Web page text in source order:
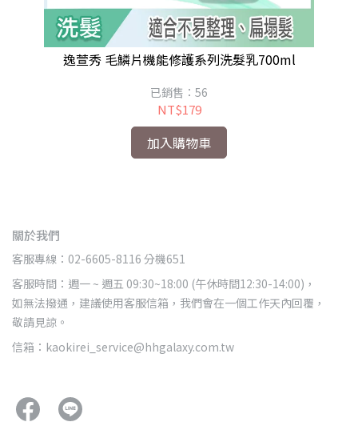
逸萱秀 毛鱗片機能修護系列洗髮乳700ml
已銷售：56
NT$179
加入購物車
關於我們
客服專線：02-6605-8116 分機651
客服時間：週一 ~ 週五 09:30~18:00 (午休時間12:30-14:00)，
如無法撥通，建議使用客服信箱，我們會在一個工作天內回覆，
敬請見諒。
信箱：kaokirei_service@hhgalaxy.com.tw